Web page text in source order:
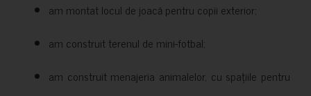
am montat locul de joacă pentru copii exterior;
am construit terenul de mini-fotbal;
am construit menajeria animalelor, cu spațiile pentru